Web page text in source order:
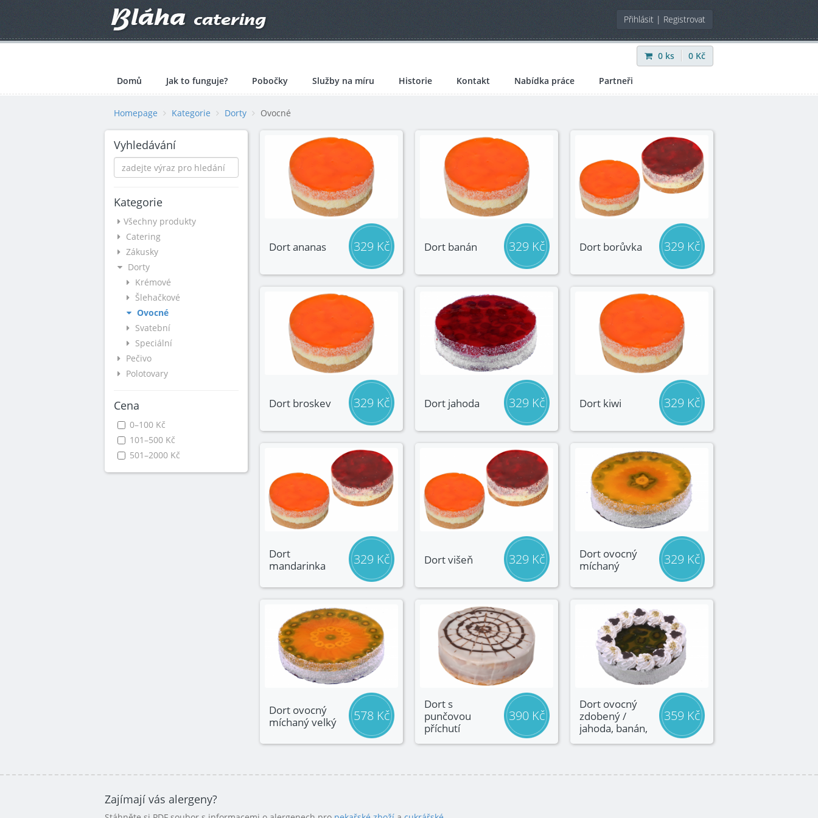
Přihlásit | Registrovat
0 ks 0 Kč
Domů Jak to funguje? Pobočky Služby na míru Historie Kontakt Nabídka práce Partneři
Homepage Kategorie Dorty Ovocné
Vyhledávání
Kategorie
Všechny produkty
Catering
Zákusky
Dorty
Krémové
Šlehačkové
Ovocné
Svatební
Speciální
Pečivo
Polotovary
Cena
0–100 Kč
101–500 Kč
501–2000 Kč
Dort ananas 329 Kč Dort banán 329 Kč Dort borůvka 329 Kč
Dort broskev 329 Kč Dort jahoda 329 Kč Dort kiwi 329 Kč
Dort
mandarinka
329 Kč Dort višeň 329 Kč
Dort ovocný
míchaný
329 Kč
Dort ovocný
míchaný velký
578 Kč
Dort s
punčovou
příchutí
390 Kč
Dort ovocný
zdobený /
jahoda, banán,
ananas,
359 Kč
Zajímají vás alergeny?